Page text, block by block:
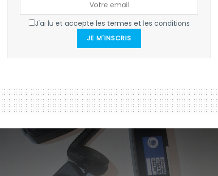
J'ai lu et accepte les termes et les conditions
JE M'INSCRIS